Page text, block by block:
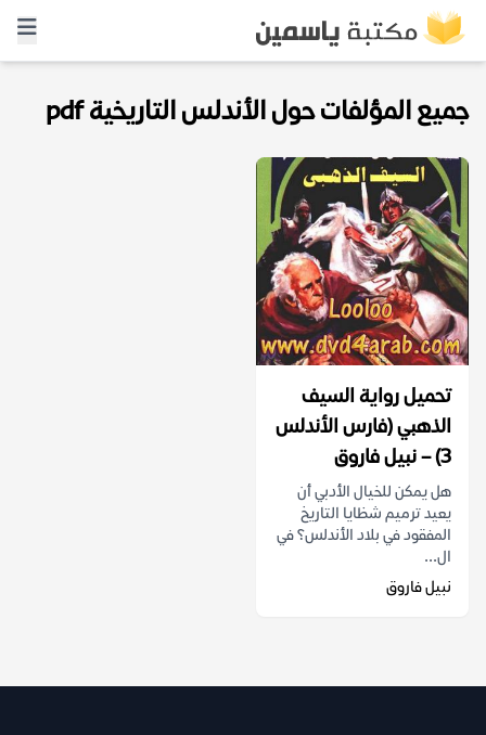
جميع المؤلفات حول الأندلس التاريخية pdf
تحميل رواية السيف
الذهبي (فارس الأندلس
3) – نبيل فاروق
هل يمكن للخيال الأدبي أن
يعيد ترميم شظايا التاريخ
المفقود في بلاد الأندلس؟ في
ال...
نبيل فاروق